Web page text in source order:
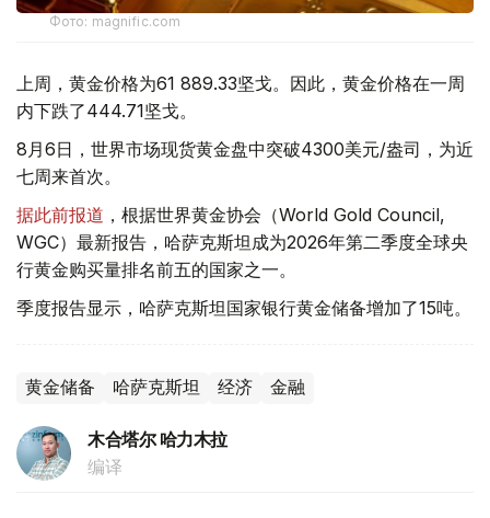
Фото: magnific.com
上周，黄金价格为61 889.33坚戈。因此，黄金价格在一周
内下跌了444.71坚戈。
8月6日，世界市场现货黄金盘中突破4300美元/盎司，为近
七周来首次。
据此前报道 ，根据世界黄金协会（World Gold Council,
WGC）最新报告，哈萨克斯坦成为2026年第二季度全球央
行黄金购买量排名前五的国家之一。
季度报告显示，哈萨克斯坦国家银行黄金储备增加了15吨。
黄金储备 哈萨克斯坦 经济 金融
木合塔尔 哈力木拉
编译